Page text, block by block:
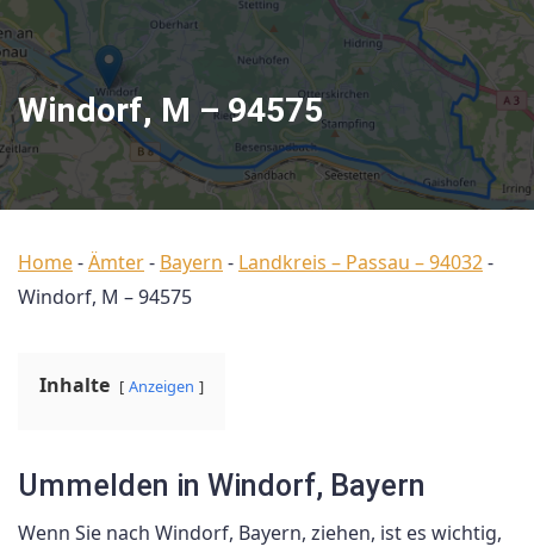
Windorf, M – 94575
Home-Ämter- Bayern - Landkreis – Passau – 94032-
Windorf, M – 94575
Inhalte Anzeigen
Ummelden in Windorf, Bayern
Wenn Sie nach Windorf, Bayern, ziehen, ist es wichtig,